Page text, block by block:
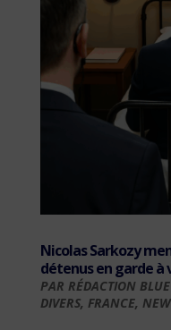
Nicolas Sarkozy
détenus en garde à
PAR RÉDACTION
DIVERS, FRANCE,